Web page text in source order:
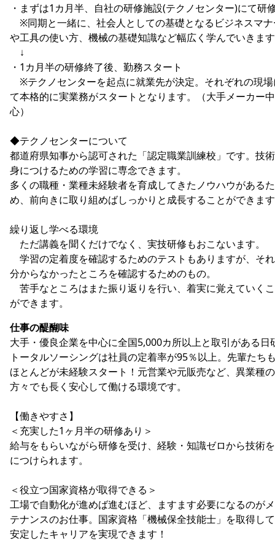
・まずは1カ月半、自社の研修施設(テクノセンター)にて研
※同期と一緒に、社会人としての基礎となるビジネスマ
や工具の使い方、機械の基礎知識など幅広く学んでいきま
↓
・1カ月半の研修終了後、勤務スタート
※テクノセンターを起点に就業先が決定。それぞれの現
て本格的に実業務がスタートとなります。（大手メーカー中
心）
◆テクノセンターについて
都道府県知事から認可された「認定職業訓練校」です。技
身につけるための学習に専念できます。
多くの職種・業種未経験者を育成してきたノウハウがあるた
め、前向きに取り組めばしっかりと成長することができま
繰り返し学べる環境
ただ講義を聞くだけでなく、実技研修もおこないます。
学習の定着度を確認するためのテストもありますが、そ
分からなかったところを確認するためのもの。
苦手なところはまた振り返りを行い、着実に覚えていく
ができます。
仕事の醍醐味
大手・優良企業を中心に全国5,000カ所以上と取引がある日
トータルソーシングは社員の定着率が95％以上。先輩たち
ほとんどが未経験スタート！元営業や元販売など、異業種の
方々でも長く安心して働ける環境です。
【働きやすさ】
＜充実した1ヶ月半の研修あり＞
給与をもらいながら研修を受け、経験・知識ゼロから技術
につけられます。
＜役立つ国家資格が取得できる＞
工場で自動化が進めば進むほど、ますます必要になるのが
テナンスのお仕事。国家資格「機械保全技能士」を取得し
安定したキャリアを実現できます！